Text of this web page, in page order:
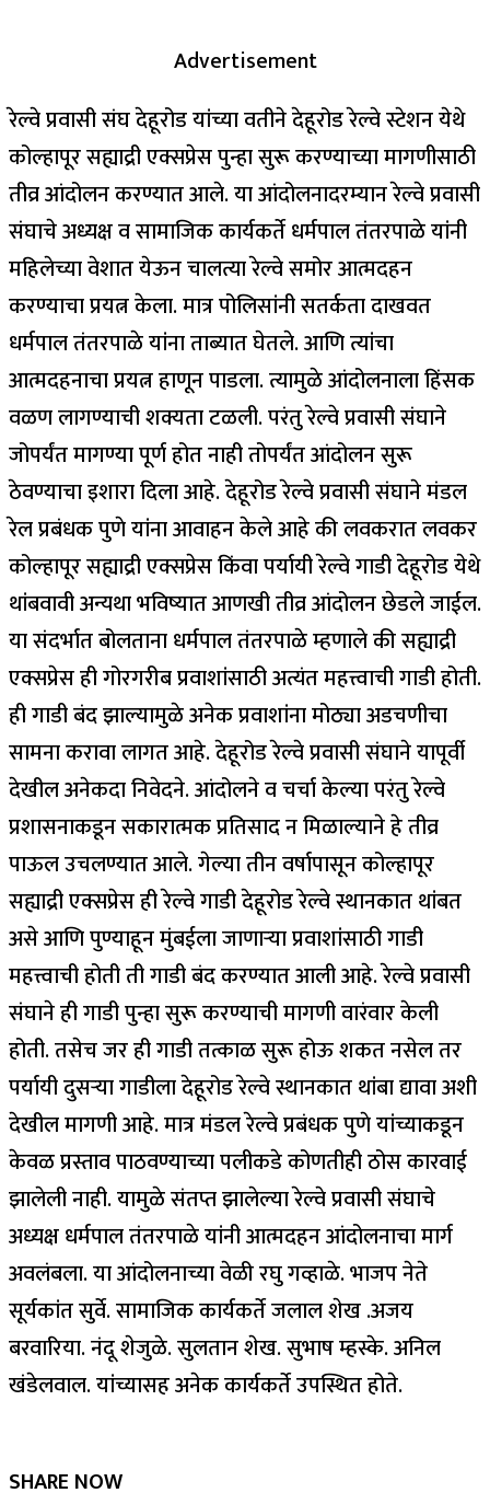
Advertisement
रेल्वे प्रवासी संघ देहूरोड यांच्या वतीने देहूरोड रेल्वे स्टेशन येथे
कोल्हापूर सह्याद्री एक्सप्रेस पुन्हा सुरू करण्याच्या मागणीसाठी
तीव्र आंदोलन करण्यात आले. या आंदोलनादरम्यान रेल्वे प्रवासी
संघाचे अध्यक्ष व सामाजिक कार्यकर्ते धर्मपाल तंतरपाळे यांनी
महिलेच्या वेशात येऊन चालत्या रेल्वे समोर आत्मदहन
करण्याचा प्रयत्न केला. मात्र पोलिसांनी सतर्कता दाखवत
धर्मपाल तंतरपाळे यांना ताब्यात घेतले. आणि त्यांचा
आत्मदहनाचा प्रयत्न हाणून पाडला. त्यामुळे आंदोलनाला हिंसक
वळण लागण्याची शक्यता टळली. परंतु रेल्वे प्रवासी संघाने
जोपर्यंत मागण्या पूर्ण होत नाही तोपर्यंत आंदोलन सुरू
ठेवण्याचा इशारा दिला आहे. देहूरोड रेल्वे प्रवासी संघाने मंडल
रेल प्रबंधक पुणे यांना आवाहन केले आहे की लवकरात लवकर
कोल्हापूर सह्याद्री एक्सप्रेस किंवा पर्यायी रेल्वे गाडी देहूरोड येथे
थांबवावी अन्यथा भविष्यात आणखी तीव्र आंदोलन छेडले जाईल.
या संदर्भात बोलताना धर्मपाल तंतरपाळे म्हणाले की सह्याद्री
एक्सप्रेस ही गोरगरीब प्रवाशांसाठी अत्यंत महत्त्वाची गाडी होती.
ही गाडी बंद झाल्यामुळे अनेक प्रवाशांना मोठ्या अडचणीचा
सामना करावा लागत आहे. देहूरोड रेल्वे प्रवासी संघाने यापूर्वी
देखील अनेकदा निवेदने. आंदोलने व चर्चा केल्या परंतु रेल्वे
प्रशासनाकडून सकारात्मक प्रतिसाद न मिळाल्याने हे तीव्र
पाऊल उचलण्यात आले. गेल्या तीन वर्षापासून कोल्हापूर
सह्याद्री एक्सप्रेस ही रेल्वे गाडी देहूरोड रेल्वे स्थानकात थांबत
असे आणि पुण्याहून मुंबईला जाणाऱ्या प्रवाशांसाठी गाडी
महत्त्वाची होती ती गाडी बंद करण्यात आली आहे. रेल्वे प्रवासी
संघाने ही गाडी पुन्हा सुरू करण्याची मागणी वारंवार केली
होती. तसेच जर ही गाडी तत्काळ सुरू होऊ शकत नसेल तर
पर्यायी दुसऱ्या गाडीला देहूरोड रेल्वे स्थानकात थांबा द्यावा अशी
देखील मागणी आहे. मात्र मंडल रेल्वे प्रबंधक पुणे यांच्याकडून
केवळ प्रस्ताव पाठवण्याच्या पलीकडे कोणतीही ठोस कारवाई
झालेली नाही. यामुळे संतप्त झालेल्या रेल्वे प्रवासी संघाचे
अध्यक्ष धर्मपाल तंतरपाळे यांनी आत्मदहन आंदोलनाचा मार्ग
अवलंबला. या आंदोलनाच्या वेळी रघु गव्हाळे. भाजप नेते
सूर्यकांत सुर्वे. सामाजिक कार्यकर्ते जलाल शेख .अजय
बरवारिया. नंदू शेजुळे. सुलतान शेख. सुभाष म्हस्के. अनिल
खंडेलवाल. यांच्यासह अनेक कार्यकर्ते उपस्थित होते.
SHARE NOW